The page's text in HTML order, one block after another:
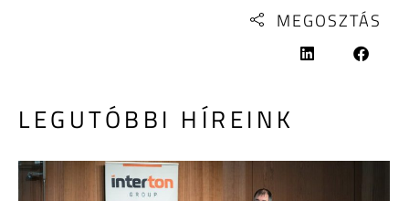
MEGOSZTÁS
LEGUTÓBBI HÍREINK